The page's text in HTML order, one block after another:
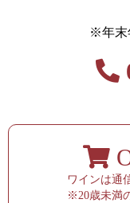
※年末
ワインは通
※20歳未満